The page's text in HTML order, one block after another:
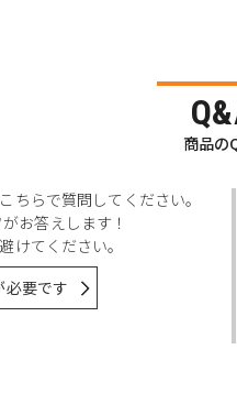
商品の
ちらで質問してください。
お答えします！
てください。
必要です